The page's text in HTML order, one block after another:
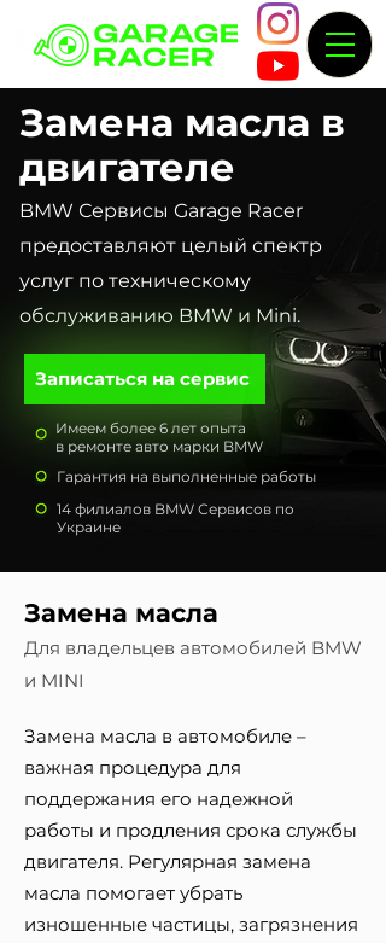
Замена масла в
двигателе
BMW Сервисы Garage Racer
предоставляют целый спектр
услуг по техническому
обслуживанию BMW и Mini.
Записаться на сервис
Имеем более 6 лет опыта
в ремонте авто марки BMW
Гарантия на выполненные работы
14 филиалов BMW Сервисов по
Украине
Замена масла
Для владельцев автомобилей BMW
и MINI
Замена масла в автомобиле –
важная процедура для
поддержания его надежной
работы и продления срока службы
двигателя. Регулярная замена
масла помогает убрать
изношенные частицы, загрязнения